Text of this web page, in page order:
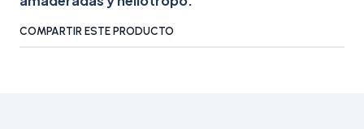
COMPARTIR ESTE PRODUCTO